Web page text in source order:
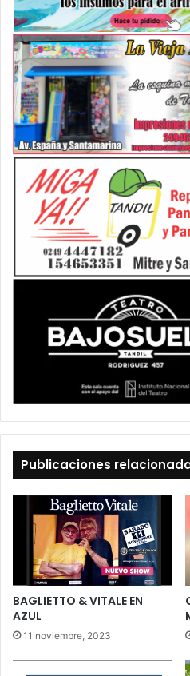
Publicaciones
BAGLIETTO & VITALE EN
AZUL
11 noviembre, 2023